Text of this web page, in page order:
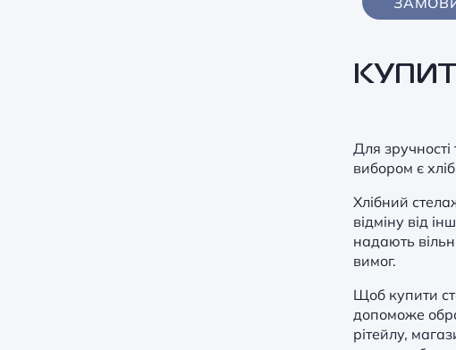
Для зручності
вибором є
Хлібний
відміну від
надають
вимог.
Щоб купити
допоможе
рітейлу,